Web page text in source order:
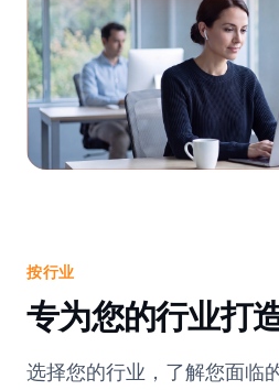
按行业
专为您的行业打造
选择您的行业，了解您面